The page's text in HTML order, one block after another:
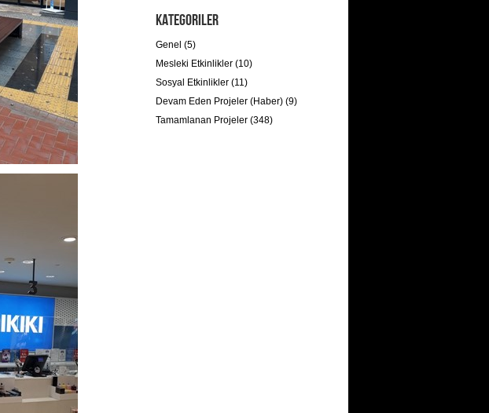
Kategoriler
Genel (5)
Mesleki Etkinlikler (10)
Sosyal Etkinlikler (11)
Devam Eden Projeler (Haber) (9)
Tamamlanan Projeler (348)